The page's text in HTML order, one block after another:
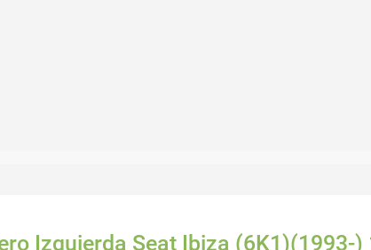
Izquierda Seat Ibiza (6K1)(1993-)